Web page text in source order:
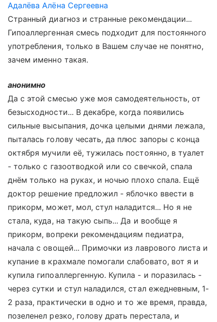
Адалёва Алёна Сергеевна
Странный диагноз и странные рекомендации...
Гипоаллергенная смесь подходит для постоянного
употребления, только в Вашем случае не понятно,
зачем именно такая.
анонимно
Да с этой смесью уже моя самодеятельность, от
безысходности... В декабре, когда появились
сильные высыпания, дочка целыми днями лежала,
пыталась голову чесать, да плюс запоры с конца
октября мучили её, тужилась постоянно, в туалет
- только с газоотводкой или со свечкой, спала
днём только на руках, и ночью плохо спала. Ещё
доктор решение предложил - яблочко ввести в
прикорм, может, мол, стул наладится... Но я не
стала, куда, на такую сыпь... Да и вообще я
прикорм, вопреки рекомендациям педиатра,
начала с овощей... Примочки из лаврового листа и
купание в крахмале помогали слабовато, вот я и
купила гипоаллергенную. Купила - и поразилась -
через сутки и стул наладился, стал ежедневным, 1-
2 раза, практически в одно и то же время, правда,
позеленел резко, голову драть перестала, и